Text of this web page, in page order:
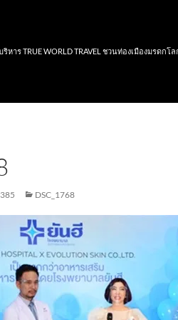
หาร TRUE WORLD TRAVEL ชวนท่องเมืองมรดกโล
DSC_1768